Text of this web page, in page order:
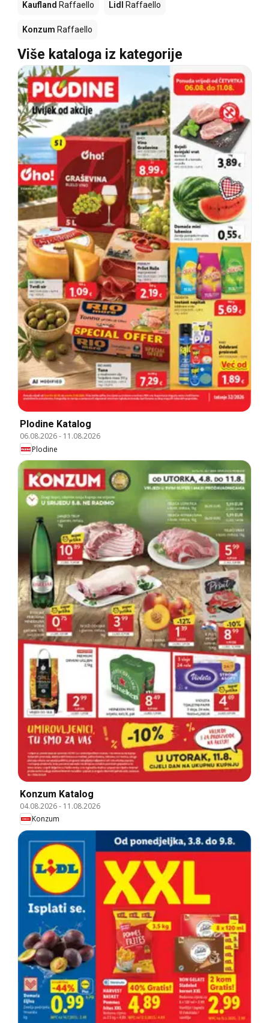
Kaufland Raffaello Lidl Raffaello
Konzum Raffaello
Više kataloga iz kategorije
Plodine Katalog
06.08.2026- 11.08.2026
Plodine
Konzum Katalog
04.08.2026- 11.08.2026
Konzum